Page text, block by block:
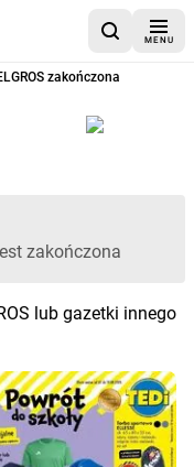
MENU
zakończona
zakończona
lub gazetki innego